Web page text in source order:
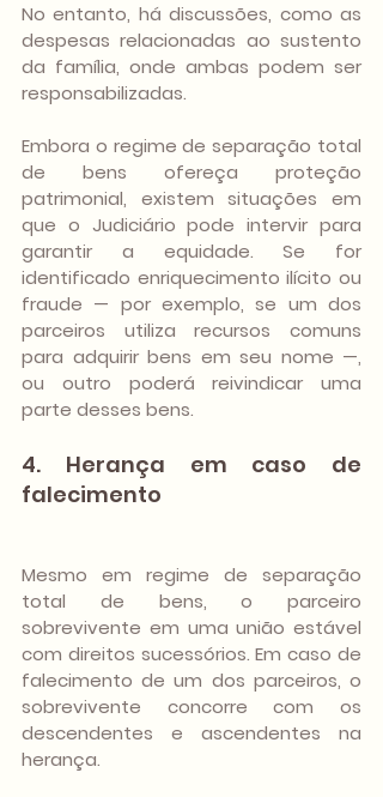
No entanto, há discussões, como as
despesas relacionadas ao sustento
da família, onde ambas podem ser
responsabilizadas.
Embora o regime de separação total
de bens ofereça proteção
patrimonial, existem situações em
que o Judiciário pode intervir para
garantir a equidade. Se for
identificado enriquecimento ilícito ou
fraude — por exemplo, se um dos
parceiros utiliza recursos comuns
para adquirir bens em seu nome —,
ou outro poderá reivindicar uma
parte desses bens.
4. Herança em caso de
falecimento
Mesmo em regime de separação
total de bens, o parceiro
sobrevivente em uma união estável
com direitos sucessórios. Em caso de
falecimento de um dos parceiros, o
sobrevivente concorre com os
descendentes e ascendentes na
herança.